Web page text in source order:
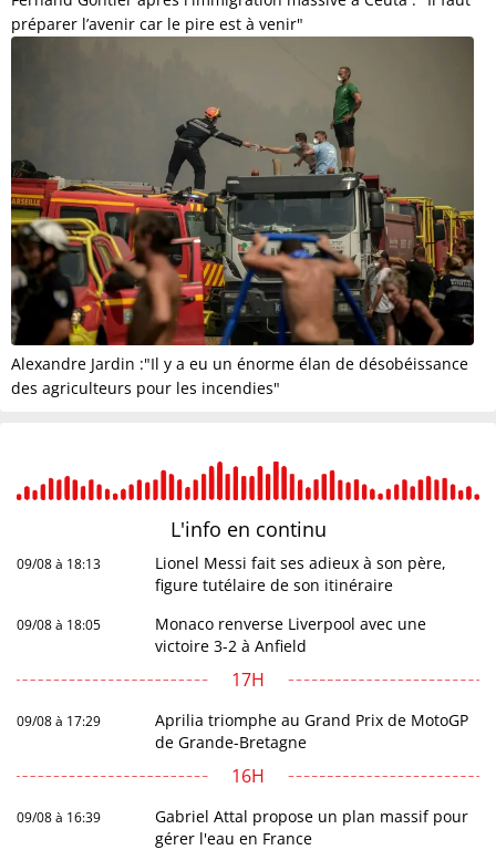
préparer l’avenir car le pire est à venir"
Alexandre Jardin :"Il y a eu un énorme élan de désobéissance
des agriculteurs pour les incendies"
L'info en continu
09/08 à 18:13
Lionel Messi fait ses adieux à son père,
figure tutélaire de son itinéraire
09/08 à 18:05
Monaco renverse Liverpool avec une
victoire 3-2 à Anfield
17H
09/08 à 17:29
Aprilia triomphe au Grand Prix de MotoGP
de Grande-Bretagne
16H
09/08 à 16:39
Gabriel Attal propose un plan massif pour
gérer l'eau en France